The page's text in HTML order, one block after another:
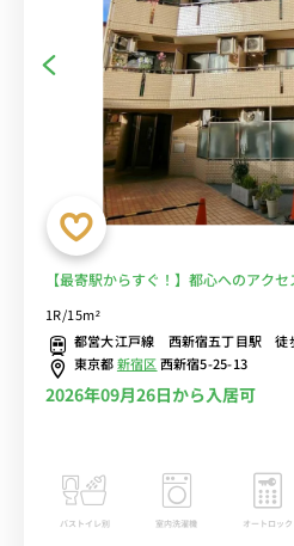
【最寄駅からすぐ！】都心へのアク
内■選べるWi-Fi格安レンタル中！
1R/15m²
都営大江戸線 西新宿五丁目駅 徒
東京都新宿区西新宿5-25-13
2026年09月26日から入居可
バストイレ別 室内洗濯機 オートロック